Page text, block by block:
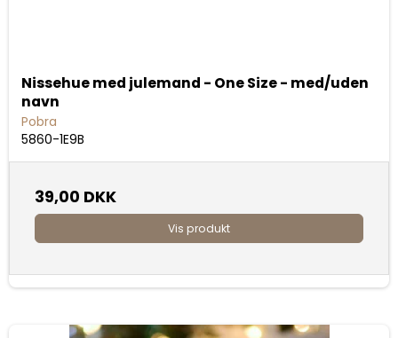
Nissehue med julemand - One Size - med/uden
navn
Pobra
5860-1E9B
39,00 DKK
Vis produkt